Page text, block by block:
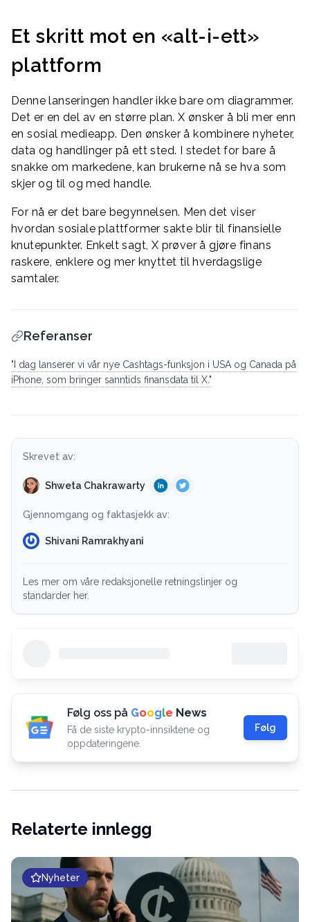
Et skritt mot en «alt-i-ett»
plattform
Denne lanseringen handler ikke bare om diagrammer.
Det er en del av en større plan. X ønsker å bli mer enn
en sosial medieapp. Den ønsker å kombinere nyheter,
data og handlinger på ett sted. I stedet for bare å
snakke om markedene, kan brukerne nå se hva som
skjer og til og med handle.
For nå er det bare begynnelsen. Men det viser
hvordan sosiale plattformer sakte blir til finansielle
knutepunkter. Enkelt sagt, X prøver å gjøre finans
raskere, enklere og mer knyttet til hverdagslige
samtaler.
Referanser
"I dag lanserer vi vår nye Cashtags-funksjon i USA og Canada på
iPhone, som bringer sanntids finansdata til X."
Skrevet av:
Shweta Chakrawarty
Gjennomgang og faktasjekk av:
Shivani Ramrakhyani
Les mer om våre redaksjonelle retningslinjer og
standarder her.
Følg oss på Google News
Få de siste krypto-innsiktene og
oppdateringene.
Følg
Relaterte innlegg
Nyheter